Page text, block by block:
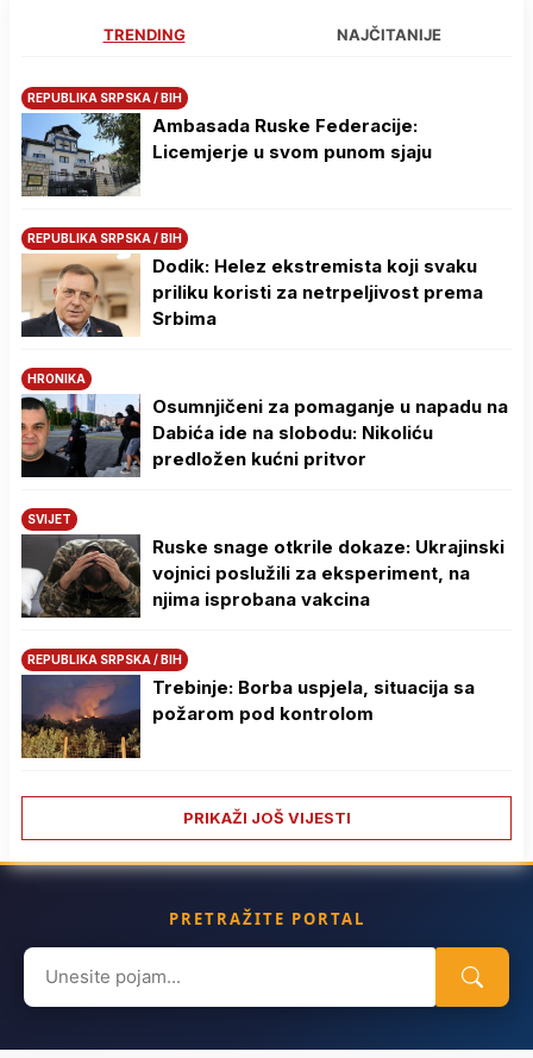
TRENDING NAJČITANIJE
REPUBLIKA SRPSKA / BIH
Ambasada Ruske Federacije:
Licemjerje u svom punom sjaju
REPUBLIKA SRPSKA / BIH
Dodik: Helez ekstremista koji svaku
priliku koristi za netrpeljivost prema
Srbima
HRONIKA
Osumnjičeni za pomaganje u napadu na
Dabića ide na slobodu: Nikoliću
predložen kućni pritvor
SVIJET
Ruske snage otkrile dokaze: Ukrajinski
vojnici poslužili za eksperiment, na
njima isprobana vakcina
REPUBLIKA SRPSKA / BIH
Trebinje: Borba uspjela, situacija sa
požarom pod kontrolom
PRIKAŽI JOŠ VIJESTI
PRETRAŽITE PORTAL
Search
for: